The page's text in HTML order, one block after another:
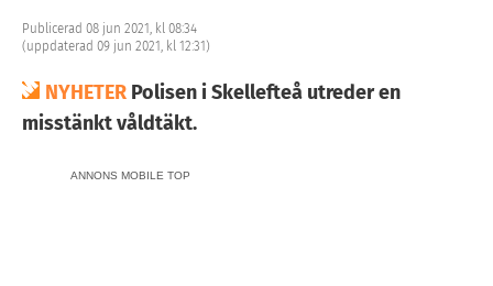
Publicerad 08 jun 2021, kl 08:34
(uppdaterad 09 jun 2021, kl 12:31)
NYHETER Polisen i Skellefteå utreder en
misstänkt våldtäkt.
ANNONS MOBILE TOP